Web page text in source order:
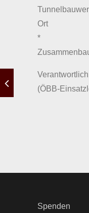
Ort
*
(ÖBB-
Spenden